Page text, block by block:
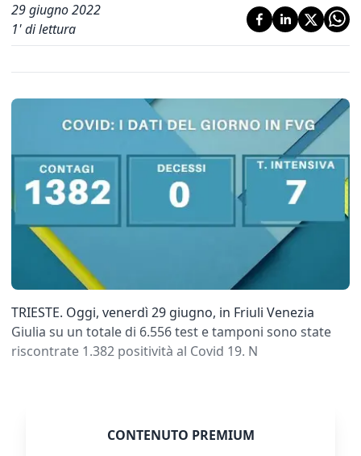
29 giugno 2022
1' di lettura
TRIESTE. Oggi, venerdì 29 giugno, in Friuli Venezia
Giulia su un totale di 6.556 test e tamponi sono state
riscontrate 1.382 positività al Covid 19. N
CONTENUTO PREMIUM